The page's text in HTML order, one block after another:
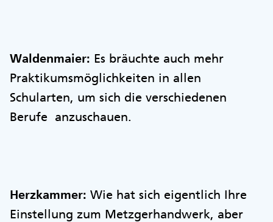
Waldenmaier: Es bräuchte auch mehr
Praktikumsmöglichkeiten in allen
Schularten, um sich die verschiedenen
Berufe anzuschauen.
Herzkammer: Wie hat sich eigentlich Ihre
Einstellung zum Metzgerhandwerk, aber